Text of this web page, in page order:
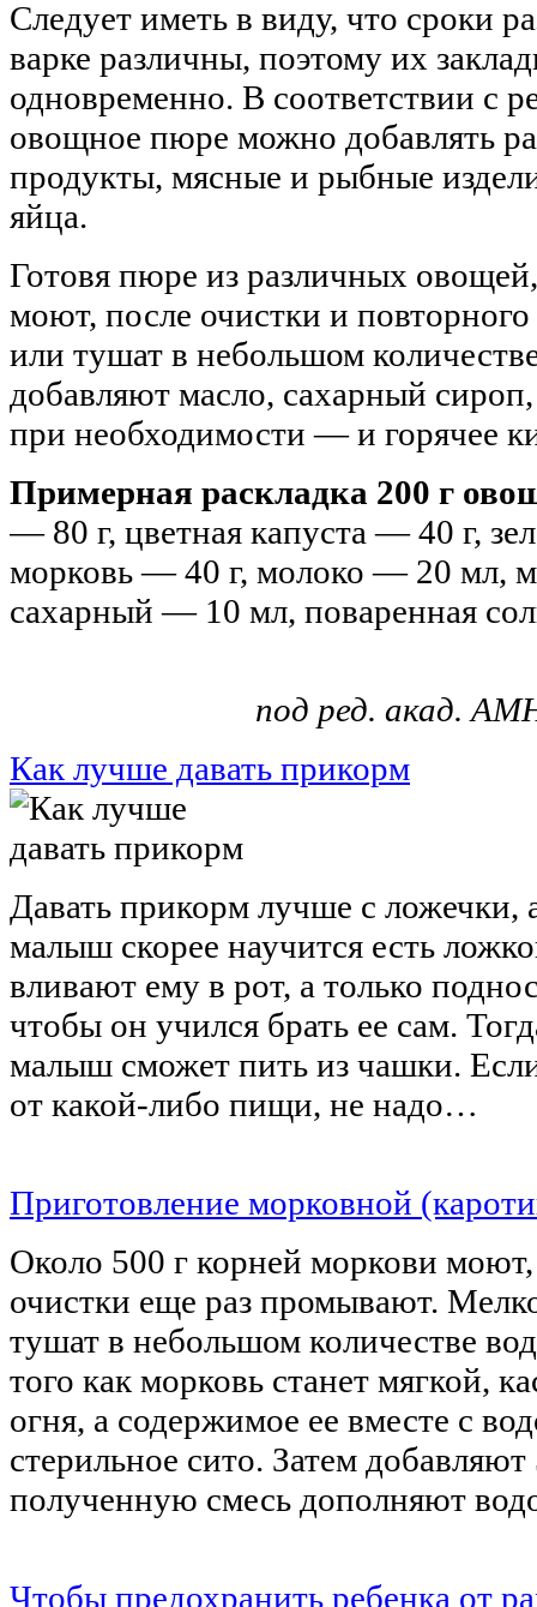
Следует иметь в виду, что сроки
варке различны, поэтому их
одновременно. В соответствии с
овощное пюре можно добавлять
продукты, мясные и рыбные
яйца.
Готовя пюре из различных
моют, после очистки и
или тушат в небольшом
добавляют масло, сахарный
при необходимости — и горячее
Примерная раскладка 200 г
— 80 г, цветная капуста — 40 г,
морковь — 40 г, молоко — 20 мл,
сахарный — 10 мл, поваренная
под ред. акад.
Как лучше давать прикорм
Давать прикорм лучше с ложечки,
малыш скорее научится есть
вливают ему в рот, а только
чтобы он учился брать ее сам.
малыш сможет пить из чашки.
от какой-либо пищи, не надо…
Приготовление морковной
Около 500 г корней моркови моют,
очистки еще раз промывают.
тушат в небольшом количестве
того как морковь станет мягкой,
огня, а содержимое ее вместе с
стерильное сито. Затем добавляют
полученную смесь дополняют
Чтобы предохранить ребенка от